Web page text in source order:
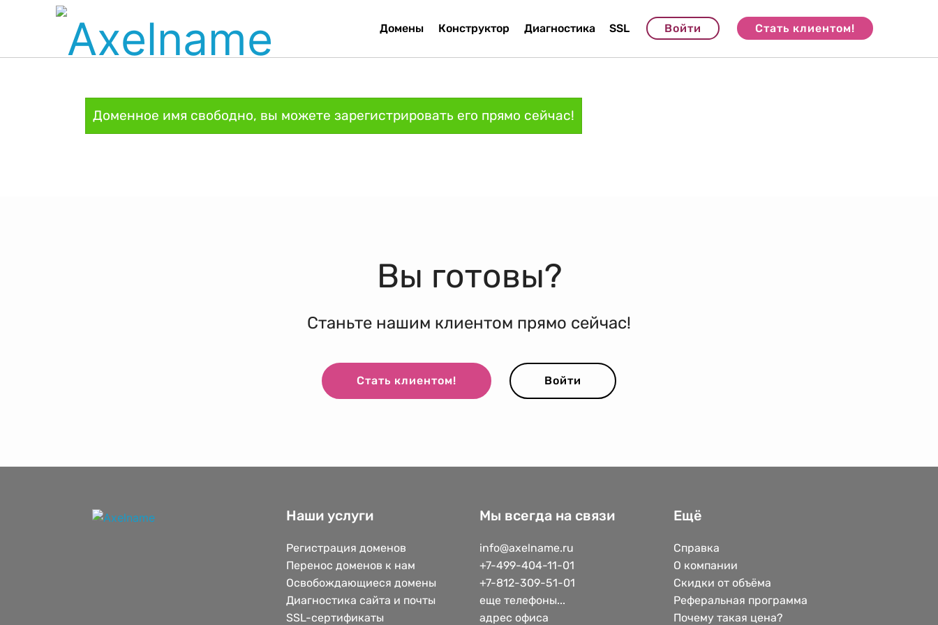
Домены Конструктор Диагностика SSL Войти Стать клиентом!
Доменное имя свободно, вы можете зарегистрировать его прямо сейчас!
Вы готовы?
Станьте нашим клиентом прямо сейчас!
Стать клиентом! Войти
Наши услуги
Регистрация доменов
Перенос доменов к нам
Освобождающиеся домены
Диагностика сайта и почты
SSL-сертификаты
Мы всегда на связи
info@axelname.ru
+7-499-404-11-01
+7-812-309-51-01
еще телефоны...
адрес офиса
Ещё
Справка
О компании
Скидки от объёма
Реферальная программа
Почему такая цена?